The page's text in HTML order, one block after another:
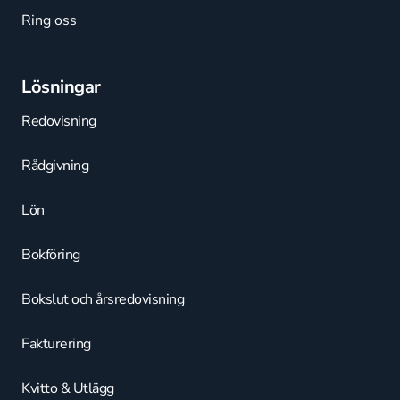
Ring oss
Lösningar
Redovisning
Rådgivning
Lön
Bokföring
Bokslut och årsredovisning
Fakturering
Kvitto & Utlägg